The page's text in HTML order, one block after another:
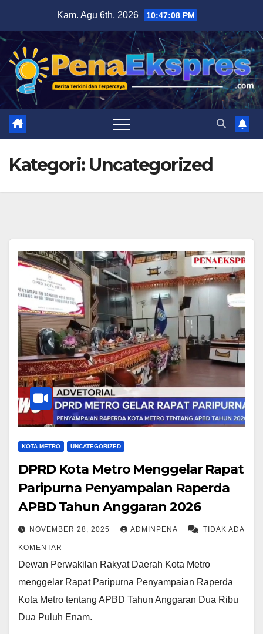
content
Kam. Agu 6th, 2026 10:47:09 PM
Kategori: Uncategorized
KOTA METRO UNCATEGORIZED
DPRD Kota Metro Menggelar Rapat
Paripurna Penyampaian Raperda
APBD Tahun Anggaran 2026
NOVEMBER 28, 2025 ADMINPENA TIDAK ADA
KOMENTAR
Dewan Perwakilan Rakyat Daerah Kota Metro
menggelar Rapat Paripurna Penyampaian Raperda
Kota Metro tentang APBD Tahun Anggaran Dua Ribu
Dua Puluh Enam.